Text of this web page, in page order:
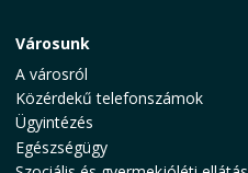
Városunk
A városról
Közérdekű telefonszámok
Ügyintézés
Egészségügy